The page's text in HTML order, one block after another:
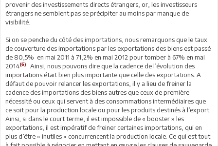
provenir des investissements directs étrangers, or, les investisseurs
étrangers ne semblent pas se précipiter au moins par manque de
visibilité.
Si on se penche du côté des importations, nous remarquons que le taux
de couverture des importations par les exportations des biens est passé
de 80,5% en mai 2011 à 71,2% en mai 2012 pour tomber à 67% en mai
2014(6)
. Ainsi, nous pouvons dire que la cadence de l’évolution des
importations était bien plus importante que celle des exportations. A
défaut de pouvoir relancer les exportations, il y a lieu de freiner la
cadence des importations des biens autres que ceux de première
nécessité ou ceux qui servent à des consommations intermédiaires que
ce soit pour la production locale ou pour les produits destinés à l’export.
Ainsi, si dans le court terme, il est impossible de « booster » les
exportations, il est impératif de freiner certaines importations, qui en
plus d’être « inutiles » concurrencent la production locale. Ce qui est tout